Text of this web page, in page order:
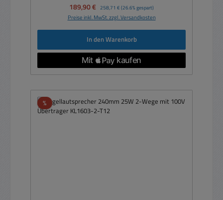
Verkaufspreis:
189,90 € Regulärer Preis:
258,71 € (26.6% gespart)
Preise inkl. MwSt. zzgl. Versandkosten
In den Warenkorb
%Rabatt